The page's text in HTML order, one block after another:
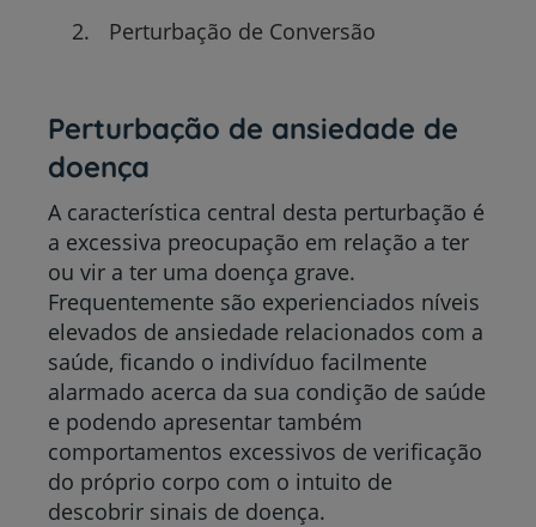
Perturbação de Conversão
Perturbação de ansiedade de
doença
A característica central desta perturbação é
a excessiva preocupação em relação a ter
ou vir a ter uma doença grave.
Frequentemente são experienciados níveis
elevados de ansiedade relacionados com a
saúde, ficando o indivíduo facilmente
alarmado acerca da sua condição de saúde
e podendo apresentar também
comportamentos excessivos de verificação
do próprio corpo com o intuito de
descobrir sinais de doença.